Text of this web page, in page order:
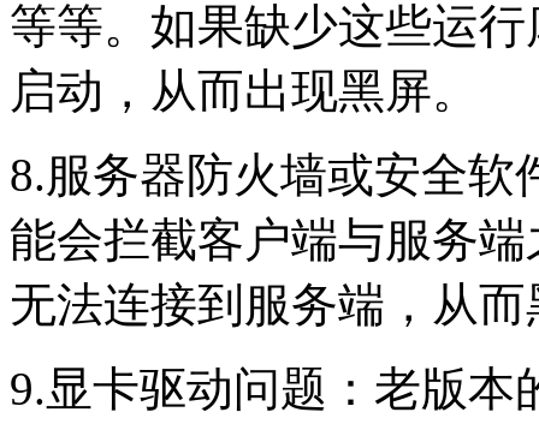
等等。如果缺少这些运
启动，从而出现黑屏。
8.服务器防火墙或安全
能会拦截客户端与服务
无法连接到服务端，从而
9.显卡驱动问题：老版